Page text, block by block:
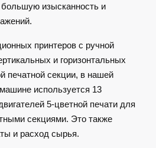
большую изысканность и
принтеров с ручной
и горизонтальных
печатной секции, в нашей
используется 13
5-цветной печати для
секциями. Это также
и расход сырья.